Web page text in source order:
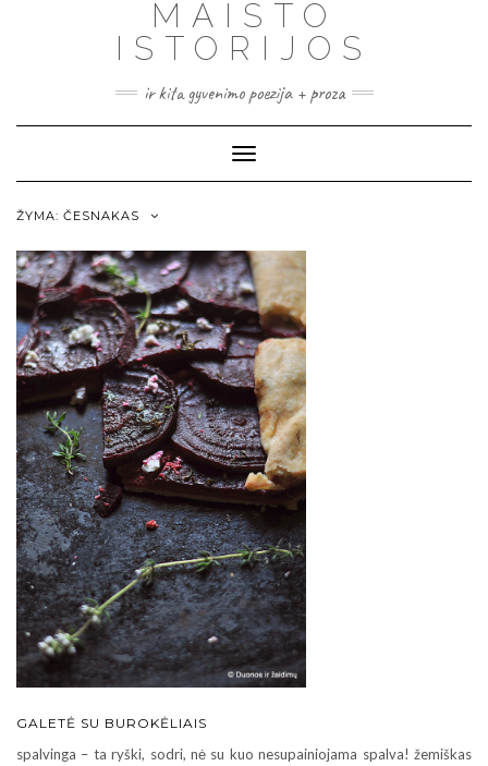
MAISTO
ISTORIJOS
ir kita gyvenimo poezija + proza
Toggle
Navigation
ŽYMA: ČESNAKAS
GALETĖ SU BUROKĖLIAIS
spalvinga – ta ryški, sodri, nė su kuo nesupainiojama spalva! žemiškas